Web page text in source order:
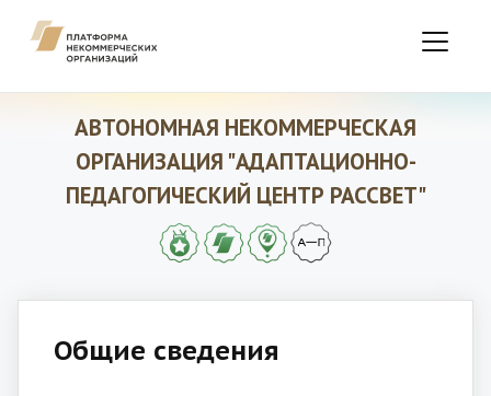
АВТОНОМНАЯ НЕКОММЕРЧЕСКАЯ
ОРГАНИЗАЦИЯ "АДАПТАЦИОННО-
ПЕДАГОГИЧЕСКИЙ ЦЕНТР РАССВЕТ"
Общие сведения